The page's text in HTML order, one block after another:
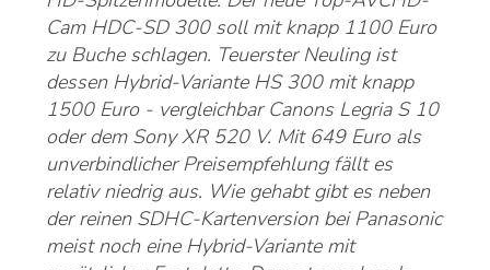
Cam HDC-SD 300 soll mit knapp 1100 Euro
zu Buche schlagen. Teuerster Neuling ist
dessen Hybrid-Variante HS 300 mit knapp
1500 Euro - vergleichbar Canons Legria S 10
oder dem Sony XR 520 V. Mit 649 Euro als
unverbindlicher Preisempfehlung fällt es
relativ niedrig aus. Wie gehabt gibt es neben
der reinen SDHC-Kartenversion bei Panasonic
meist noch eine Hybrid-Variante mit